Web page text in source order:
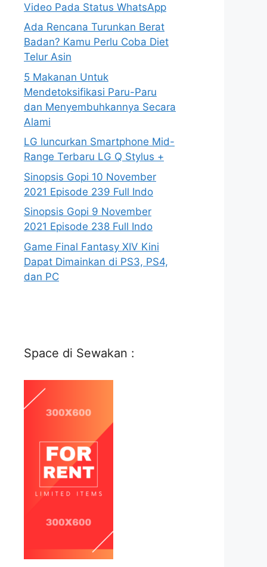
Video Pada Status WhatsApp
Ada Rencana Turunkan Berat
Badan? Kamu Perlu Coba Diet
Telur Asin
5 Makanan Untuk
Mendetoksifikasi Paru-Paru
dan Menyembuhkannya Secara
Alami
LG luncurkan Smartphone Mid-
Range Terbaru LG Q Stylus +
Sinopsis Gopi 10 November
2021 Episode 239 Full Indo
Sinopsis Gopi 9 November
2021 Episode 238 Full Indo
Game Final Fantasy XIV Kini
Dapat Dimainkan di PS3, PS4,
dan PC
Space di Sewakan :